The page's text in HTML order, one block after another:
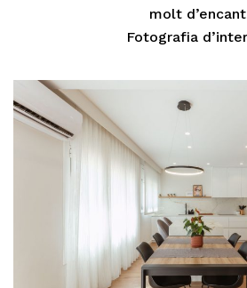
molt
Fotografia